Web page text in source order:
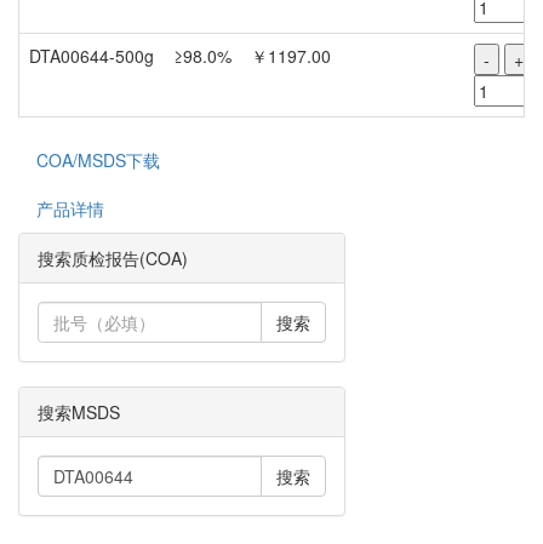
DTA00644-500g ≥98.0% ￥1197.00 - +
COA/MSDS下载
产品详情
搜索质检报告(COA)
搜索
搜索MSDS
搜索